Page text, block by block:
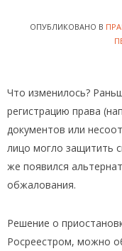
ОПУБЛИКОВАНО В
Что изменилось?
регистрацию права
документов или
лицо могло защитить
же появился
обжалования.
Решение о
Росреестром, можно